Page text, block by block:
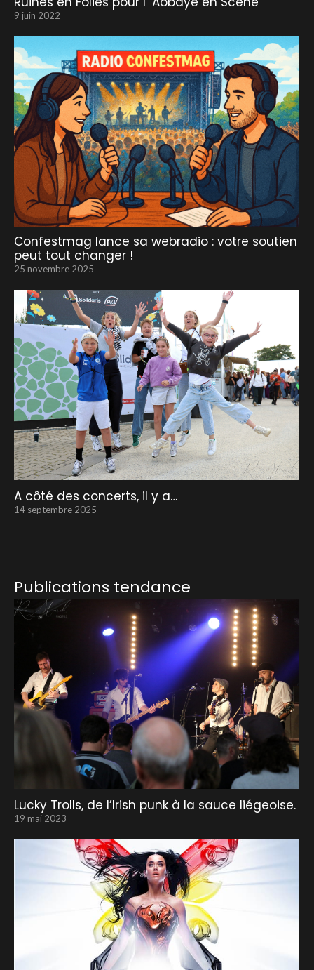
9 juin 2022
Confestmag lance sa webradio : votre soutien
peut tout changer !
25 novembre 2025
A côté des concerts, il y a…
14 septembre 2025
Publications tendance
Lucky Trolls, de l’Irish punk à la sauce liégeoise.
19 mai 2023